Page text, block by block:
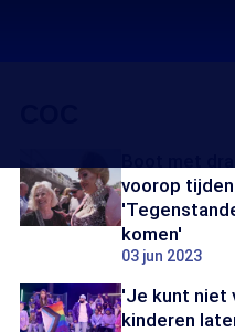
voorop
komen'
03 jun 2023
'Je kunt niet
kinderen